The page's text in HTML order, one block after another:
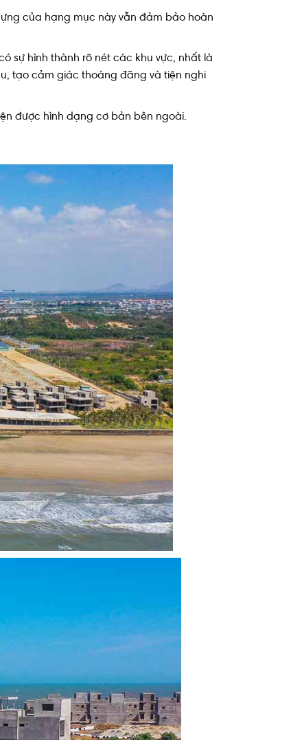
của hạng mục này vẫn đảm bảo hoàn
sự hình thành rõ nét các khu vực, nhất là
tạo cảm giác thoáng đãng và tiện nghi
được hình dạng cơ bản bên ngoài.